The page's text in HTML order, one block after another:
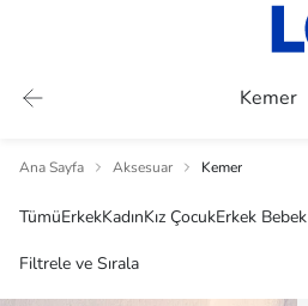
Kemer
Ana Sayfa Aksesuar Kemer
TümüErkekKadınKız ÇocukErkek Bebek
Filtrele ve Sırala